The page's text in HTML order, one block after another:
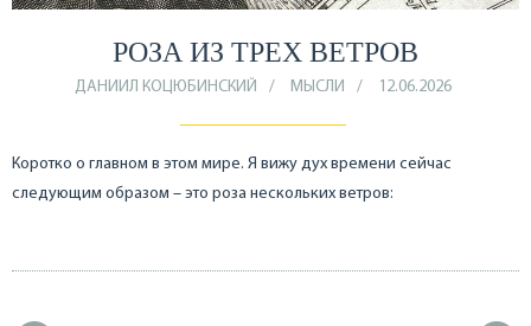
РОЗА ИЗ ТРЕХ ВЕТРОВ
ДАНИИЛ КОЦЮБИНСКИЙ МЫСЛИ 12.06.2026
Коротко о главном в этом мире. Я вижу дух времени сейчас
следующим образом – это роза нескольких ветров: